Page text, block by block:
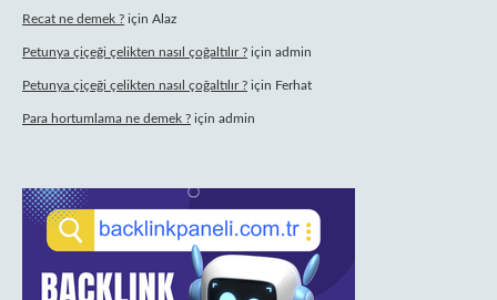
Recat ne demek ? için Alaz
Petunya çiçeği çelikten nasıl çoğaltılır ? için admin
Petunya çiçeği çelikten nasıl çoğaltılır ? için Ferhat
Para hortumlama ne demek ? için admin